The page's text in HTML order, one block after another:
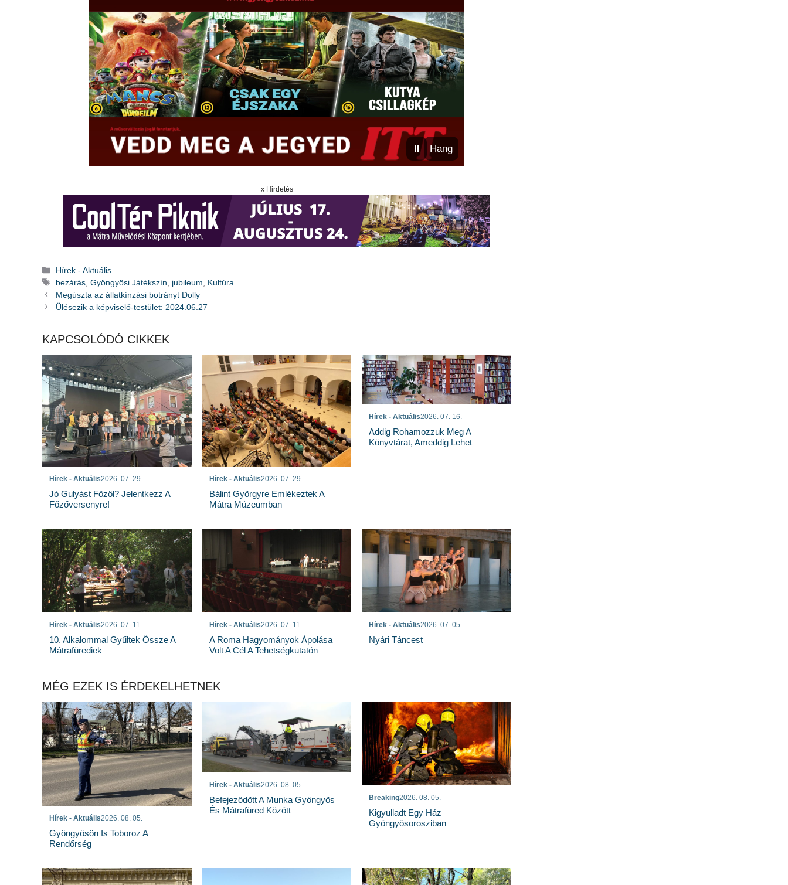
⏸ Hang
x Hirdetés
Kategória
Hírek - Aktuális
Címkék
bezárás ,Gyöngyösi Játékszín jubileum
Kultúra
Megúszta az állatkínzási botrányt Dolly
Ülésezik a képviselő-testület: 2024.06.27
KAPCSOLÓDÓ CIKKEK
Hírek - Aktuális2026. 07. 29.
Jó Gulyást Főzöl? Jelentkezz A
Főzőversenyre!
Hírek - Aktuális2026. 07. 29.
Bálint Györgyre Emlékeztek A
Mátra Múzeumban
Hírek - Aktuális2026. 07. 16.
Addig Rohamozzuk Meg A
Könyvtárat, Ameddig Lehet
Hírek - Aktuális2026. 07. 11.
10. Alkalommal Gyűltek Össze A
Mátrafürediek
Hírek - Aktuális2026. 07. 11.
A Roma Hagyományok Ápolása
Volt A Cél A Tehetségkutatón
Hírek - Aktuális2026. 07. 05.
Nyári Táncest
MÉG EZEK IS ÉRDEKELHETNEK
Hírek - Aktuális2026. 08. 05.
Gyöngyösön Is Toboroz A
Rendőrség
Hírek - Aktuális2026. 08. 05.
Befejeződött A Munka Gyöngyös
És Mátrafüred Között
Breaking2026. 08. 05.
Kigyulladt Egy Ház
Gyöngyösorosziban